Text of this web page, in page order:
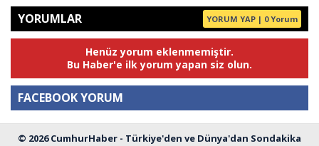
YORUMLAR YORUM YAP | 0 Yorum
Henüz yorum eklenmemiştir.
Bu Haber'e ilk yorum yapan siz olun.
FACEBOOK YORUM
Yorum
© 2026 CumhurHaber - Türkiye'den ve Dünya'dan Sondakika